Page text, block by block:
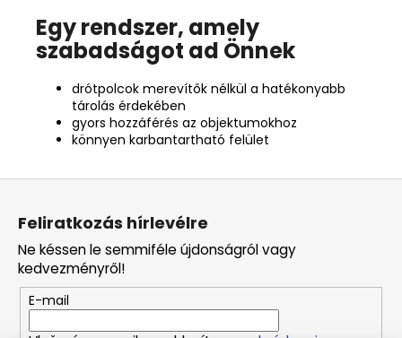
Egy rendszer, amely
szabadságot ad Önnek
drótpolcok merevítők nélkül a hatékonyabb
tárolás érdekében
gyors hozzáférés az objektumokhoz
könnyen karbantartható felület
L
Feliratkozás hírlevélre
Ne késsen le semmiféle újdonságról vagy
kedvezményről!
E-mail